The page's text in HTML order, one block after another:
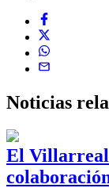
Noticias
El Villarreal